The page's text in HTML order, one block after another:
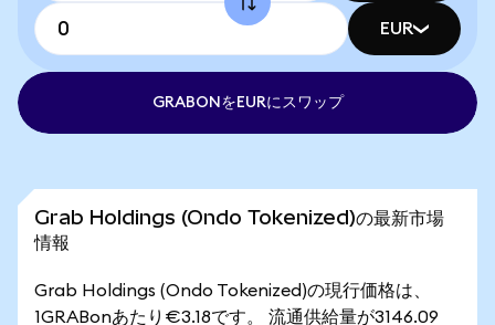
EUR
GRABONをEURにスワップ
Grab Holdings (Ondo Tokenized)の最新市場
情報
Grab Holdings (Ondo Tokenized)の現行価格は、
1GRABonあたり€3.18です。 流通供給量が3146.09